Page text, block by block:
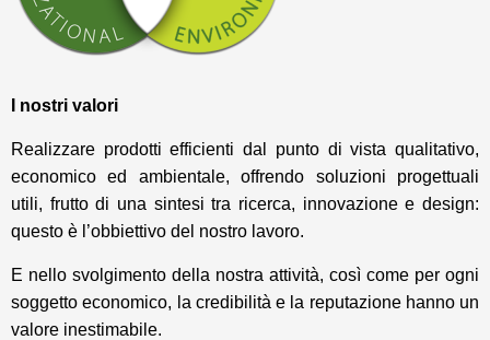
I nostri valori
Realizzare prodotti efficienti dal punto di vista qualitativo,
economico ed ambientale, offrendo soluzioni progettuali
utili, frutto di una sintesi tra ricerca, innovazione e design:
questo è l’obbiettivo del nostro lavoro.
E nello svolgimento della nostra attività, così come per ogni
soggetto economico, la credibilità e la reputazione hanno un
valore inestimabile.